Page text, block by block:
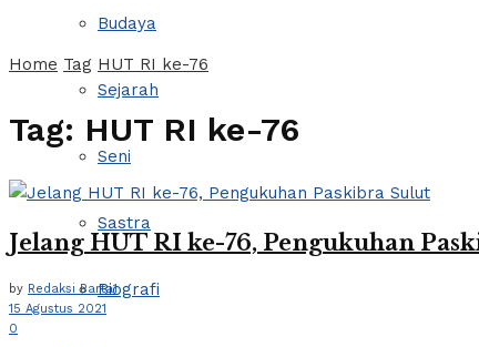
Budaya
Sejarah
Seni
Sastra
Biografi
Home Tag HUT RI ke-76
Tag: HUT RI ke-76
Jelang HUT RI ke-76, Pengukuhan
by Redaksi Barta1
15 Agustus 2021
0